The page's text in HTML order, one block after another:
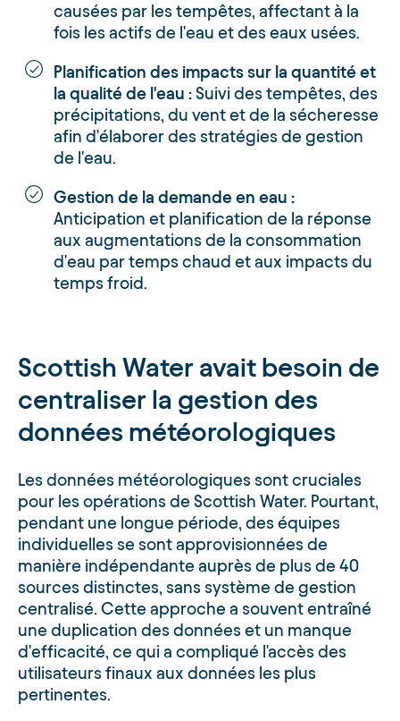
causées par les tempêtes, affectant à la
fois les actifs de l'eau et des eaux usées.
Planification des impacts sur la quantité et
la qualité de l'eau : Suivi des tempêtes, des
précipitations, du vent et de la sécheresse
afin d'élaborer des stratégies de gestion
de l'eau.
Gestion de la demande en eau :
Anticipation et planification de la réponse
aux augmentations de la consommation
d'eau par temps chaud et aux impacts du
temps froid.
Scottish Water avait besoin de
centraliser la gestion des
données météorologiques
Les données météorologiques sont cruciales
pour les opérations de Scottish Water. Pourtant,
pendant une longue période, des équipes
individuelles se sont approvisionnées de
manière indépendante auprès de plus de 40
sources distinctes, sans système de gestion
centralisé. Cette approche a souvent entraîné
une duplication des données et un manque
d'efficacité, ce qui a compliqué l'accès des
utilisateurs finaux aux données les plus
pertinentes.